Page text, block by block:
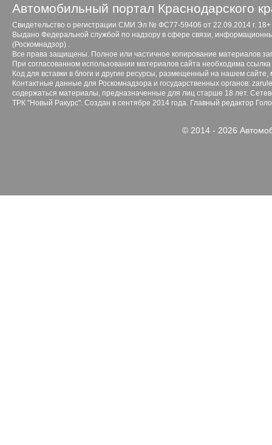
Автомобильный портал Краснодарского
Свидетельство о регистрации СМИ Эл № ФС77-59406 от 22.09.2014 г. 18+
Выдано Федеральной службой по надзору в сфере связи,
(Роскомнадзор) .
Все права защищены. Полное или частичное копирование материалов
При согласованном использовании материалов сайта необходима ссылка
Код для вставки в блоги и другие ресурсы, размещенный на нашем сайте,
Контактные данные для Роскомнадзора и государственных органов:
содержаться материалы, предназначенные для лиц старше 18 лет.
ТРК "Новый Ракурс". Создан в сентябре 2014 года. Главный редактор
© 2014 - 2026